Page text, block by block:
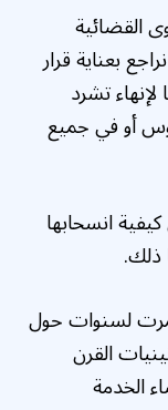
القضائية
بعناية قرار
تشرد
أو في جميع
انسحابها
ذلك.
لسنوات حول
القرن
الخدمة